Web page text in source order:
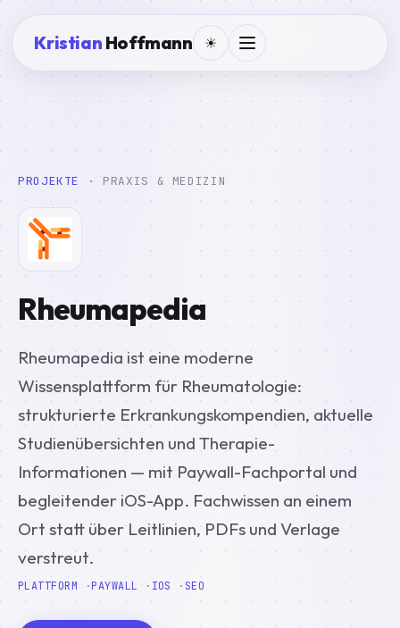
Kristian Hoffmann ☀
PROJEKTE · PRAXIS & MEDIZIN
Rheumapedia
Rheumapedia ist eine moderne
Wissensplattform für Rheumatologie:
strukturierte Erkrankungskompendien, aktuelle
Studienübersichten und Therapie-
Informationen — mit Paywall-Fachportal und
begleitender iOS-App. Fachwissen an einem
Ort statt über Leitlinien, PDFs und Verlage
verstreut.
PLATTFORM PAYWALL IOS SEO